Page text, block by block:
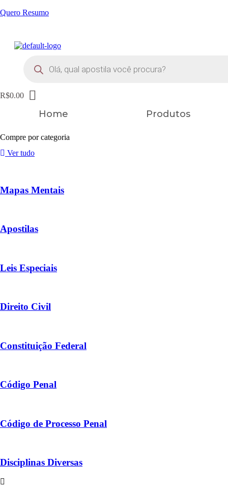
Quero Resumo
produtos
R$0.00
Home Produtos
Compre por categoria
Ver tudo
Mapas Mentais
Apostilas
Leis Especiais
Direito Civil
Constituição Federal
Código Penal
Código de Processo Penal
Disciplinas Diversas